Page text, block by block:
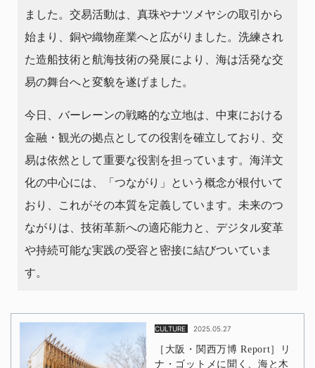
ました。交易活動は、真珠やナツメヤシの取引から
始まり、銅や織物産業へと広がりました。洗練され
た造船技術と航海技術の発展により、海は活発な交
易の舞台へと変貌を遂げました。
今日、バーレーンの戦略的な立地は、中東における
金融・観光の拠点としての役割を確立しており、交
易は依然として重要な役割を担っています。海洋文
化の中心には、「つながり」という概念が根付いて
おり、これがその本質を定義しています。未来のつ
ながりは、技術革新への適応能力と、デジタル変革
や持続可能な実践の受容と密接に結びついていま
す。